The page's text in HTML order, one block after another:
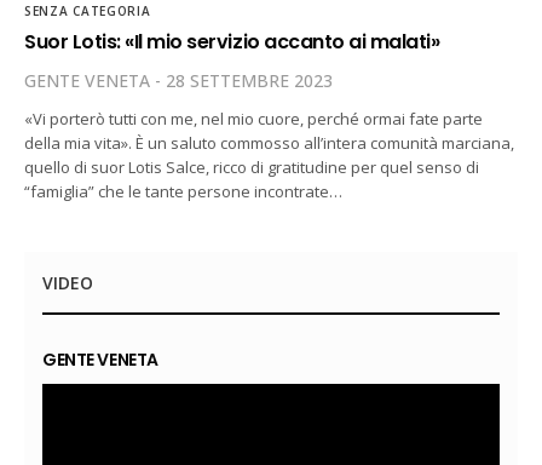
SENZA CATEGORIA
Suor Lotis: «Il mio servizio accanto ai malati»
GENTE VENETA 28 SETTEMBRE 2023
«Vi porterò tutti con me, nel mio cuore, perché ormai fate parte
della mia vita». È un saluto commosso all’intera comunità marciana,
quello di suor Lotis Salce, ricco di gratitudine per quel senso di
“famiglia” che le tante persone incontrate…
VIDEO
GENTE VENETA